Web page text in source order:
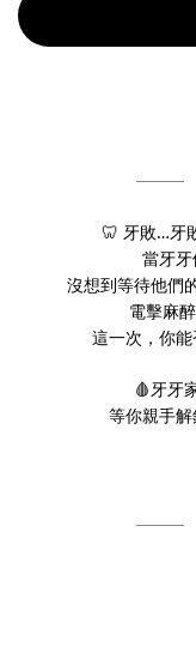
🦷 牙敗…牙
當牙牙
沒想到等待他們
電擊麻
這一次，你
🩸牙牙
等你親手解